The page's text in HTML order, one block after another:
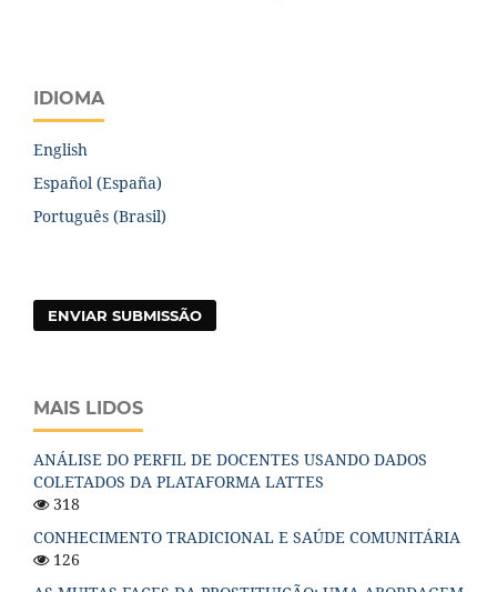
IDIOMA
English
Español (España)
Português (Brasil)
ENVIAR SUBMISSÃO
MAIS LIDOS
ANÁLISE DO PERFIL DE DOCENTES USANDO DADOS
COLETADOS DA PLATAFORMA LATTES
318
CONHECIMENTO TRADICIONAL E SAÚDE COMUNITÁRIA
126